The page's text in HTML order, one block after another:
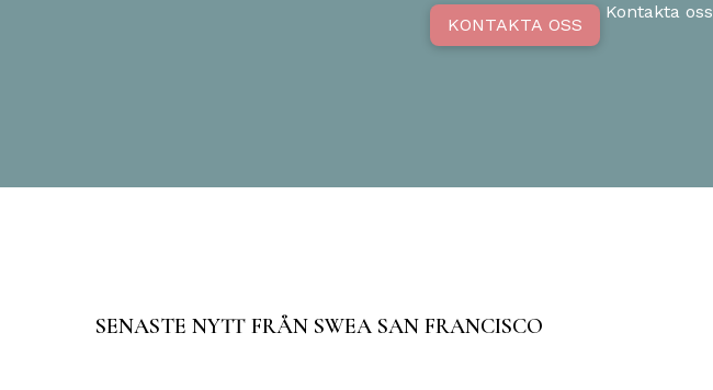
KONTAKTA OSS
Kontakta oss
SENASTE NYTT FRÅN SWEA SAN FRANCISCO